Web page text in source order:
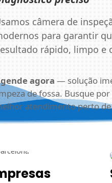
câmera de
para garantir
rápido, limpo e
agora — solução
de fossa. Busque por
atendimento perto